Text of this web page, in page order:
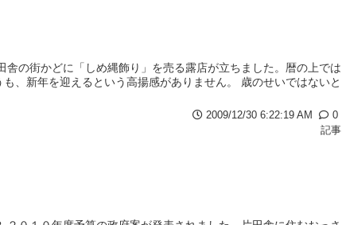
の街かどに「しめ縄飾り」を売る露店が立ちました。暦の上では
、新年を迎えるという高揚感がありません。 歳のせいではないと
2009/12/30 6:22:19 AM
0
記事